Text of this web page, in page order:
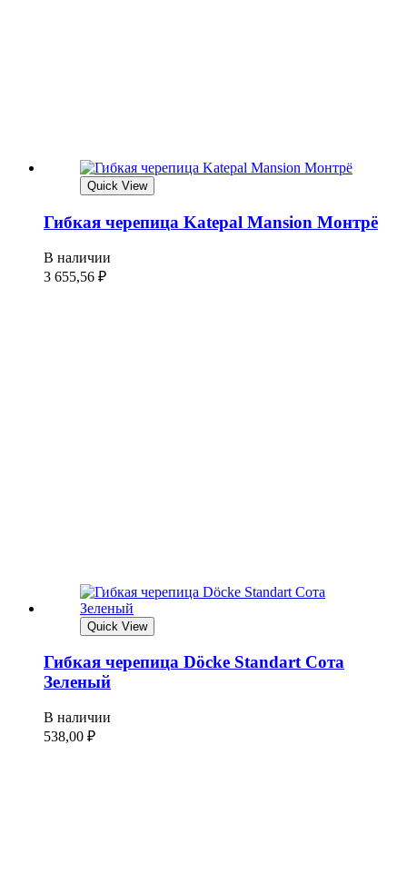
Quick View
Гибкая черепица Katepal Mansion Монтрё
В наличии
3 655,56 ₽
Quick View
Гибкая черепица Döcke Standart Сота
Зеленый
В наличии
538,00 ₽